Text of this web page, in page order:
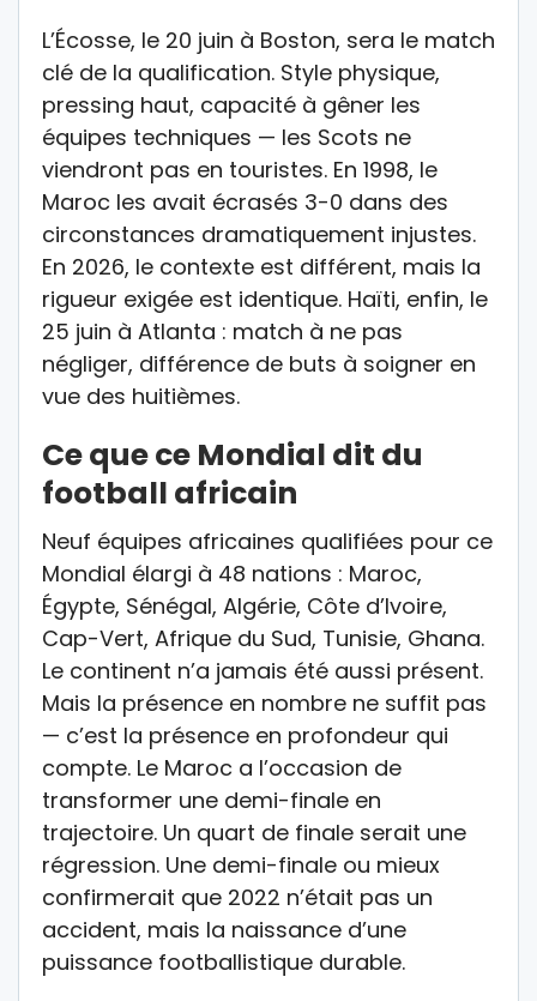
L’Écosse, le 20 juin à Boston, sera le match
clé de la qualification. Style physique,
pressing haut, capacité à gêner les
équipes techniques — les Scots ne
viendront pas en touristes. En 1998, le
Maroc les avait écrasés 3-0 dans des
circonstances dramatiquement injustes.
En 2026, le contexte est différent, mais la
rigueur exigée est identique. Haïti, enfin, le
25 juin à Atlanta : match à ne pas
négliger, différence de buts à soigner en
vue des huitièmes.
Ce que ce Mondial dit du
football africain
Neuf équipes africaines qualifiées pour ce
Mondial élargi à 48 nations : Maroc,
Égypte, Sénégal, Algérie, Côte d’Ivoire,
Cap-Vert, Afrique du Sud, Tunisie, Ghana.
Le continent n’a jamais été aussi présent.
Mais la présence en nombre ne suffit pas
— c’est la présence en profondeur qui
compte. Le Maroc a l’occasion de
transformer une demi-finale en
trajectoire. Un quart de finale serait une
régression. Une demi-finale ou mieux
confirmerait que 2022 n’était pas un
accident, mais la naissance d’une
puissance footballistique durable.